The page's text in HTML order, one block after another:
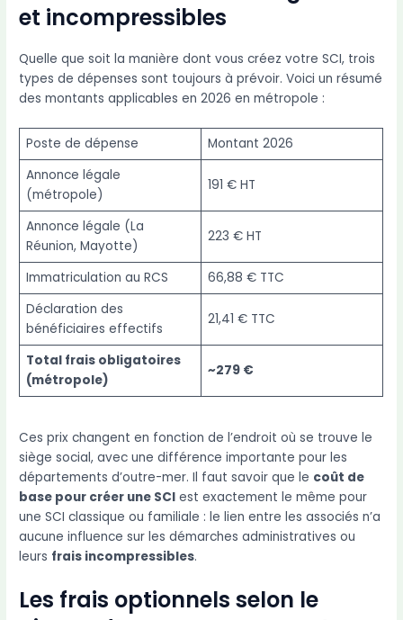
et incompressibles
Quelle que soit la manière dont vous créez votre SCI, trois
types de dépenses sont toujours à prévoir. Voici un résumé
des montants applicables en 2026 en métropole :
Poste de dépense
Montant 2026
Annonce légale
(métropole)
191 € HT
Annonce légale (La
Réunion, Mayotte)
223 € HT
Immatriculation au RCS
66,88 € TTC
Déclaration des
bénéficiaires effectifs
21,41 € TTC
Total frais obligatoires
(métropole)
~279 €
Ces prix changent en fonction de l’endroit où se trouve le
siège social, avec une différence importante pour les
départements d’outre-mer. Il faut savoir que le coût de
base pour créer une SCI est exactement le même pour
une SCI classique ou familiale : le lien entre les associés n’a
aucune influence sur les démarches administratives ou
leurs frais incompressibles.
Les frais optionnels selon le